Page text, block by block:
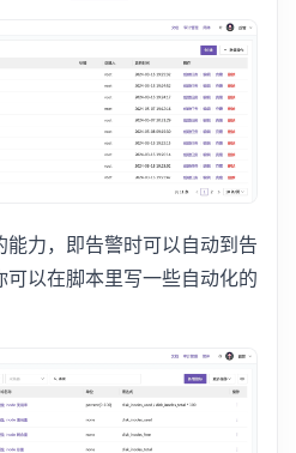
力，即告警时可以自动到告
以在脚本里写一些自动化的